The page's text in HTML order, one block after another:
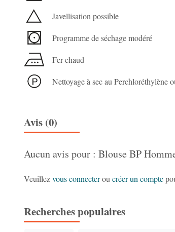
Javellisation possible
Programme de séchage modéré
Fer chaud
Nettoyage à sec au Perchloréthylène
Avis (0)
Aucun avis pour : Blouse BP
Veuillezvous connecteroucréer un compte
Recherches populaires